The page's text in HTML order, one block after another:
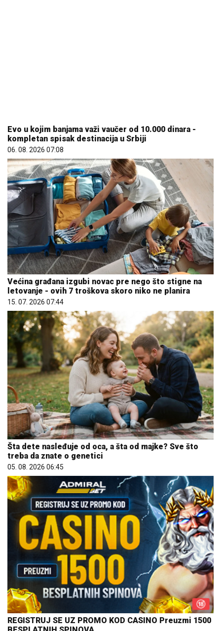
06. 08. 2026 07:08
Većina građana izgubi novac pre nego što stigne na
letovanje - ovih 7 troškova skoro niko ne planira
15. 07. 2026 07:44
Šta dete nasleđuje od oca, a šta od majke? Sve što
treba da znate o genetici
05. 08. 2026 06:45
REGISTRUJ SE UZ PROMO KOD CASINO Preuzmi 1500
BESPLATNIH SPINOVA
20. 07. 2026 08:04